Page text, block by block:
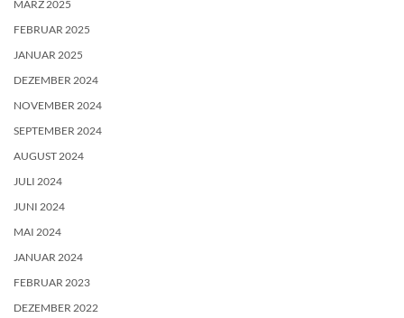
MÄRZ 2025
FEBRUAR 2025
JANUAR 2025
DEZEMBER 2024
NOVEMBER 2024
SEPTEMBER 2024
AUGUST 2024
JULI 2024
JUNI 2024
MAI 2024
JANUAR 2024
FEBRUAR 2023
DEZEMBER 2022